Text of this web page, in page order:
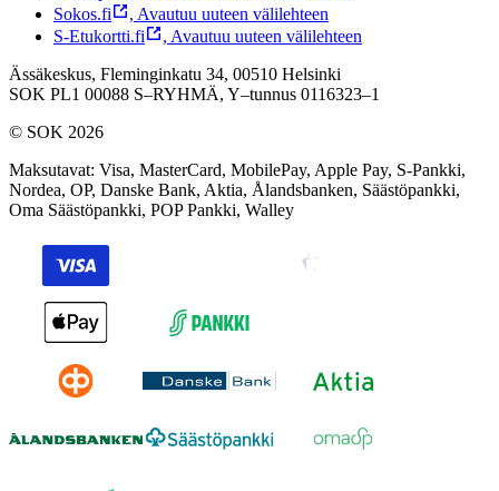
Sokos.fi
, Avautuu uuteen välilehteen
S-Etukortti.fi
, Avautuu uuteen välilehteen
Ässäkeskus, Fleminginkatu 34, 00510 Helsinki
SOK PL1 00088 S–RYHMÄ, Y–tunnus 0116323–1
© SOK 2026
Maksutavat: Visa, MasterCard, MobilePay, Apple Pay, S-Pankki,
Nordea, OP, Danske Bank, Aktia, Ålandsbanken, Säästöpankki,
Oma Säästöpankki, POP Pankki, Walley